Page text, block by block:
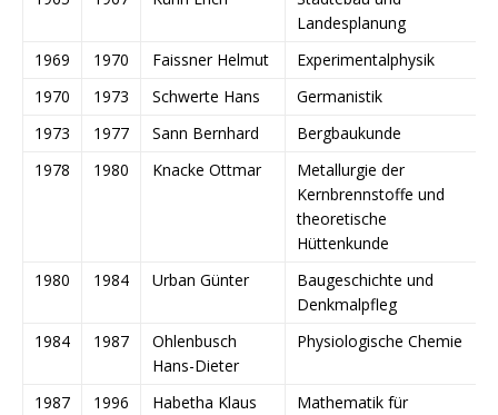
Landesplanung
1969
1970 Faissner Helmut
Experimentalphysik
1970
1973 Schwerte Hans
Germanistik
1973
1977 Sann Bernhard
Bergbaukunde
1978
1980 Knacke Ottmar
Metallurgie der
Kernbrennstoffe und
theoretische
Hüttenkunde
1980
1984 Urban Günter
Baugeschichte und
Denkmalpfleg
1984
1987
Ohlenbusch
Hans-Dieter
Physiologische Chemie
1987 1996 Habetha Klaus
Mathematik für